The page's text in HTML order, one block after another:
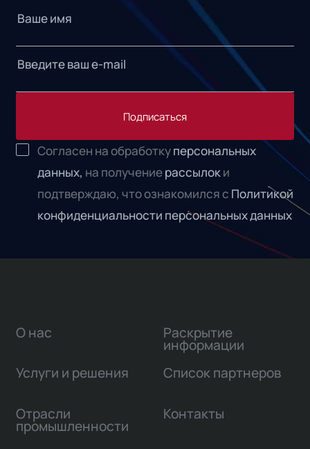
Подписаться
Согласен на обработкуперсональных
данных, на получениерассылоки
подтверждаю, что ознакомился с Политикой
конфиденциальности персональных данных
О нас
Услуги и решения
Отрасли
промышленности
Раскрытие
информации
Список партнеров
Контакты